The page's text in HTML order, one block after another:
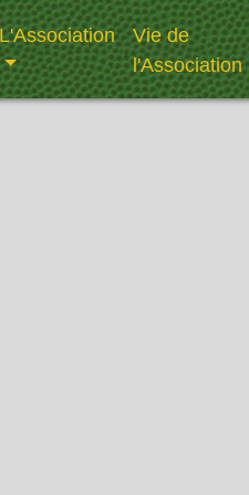
L'Association
Vie de
l'Association